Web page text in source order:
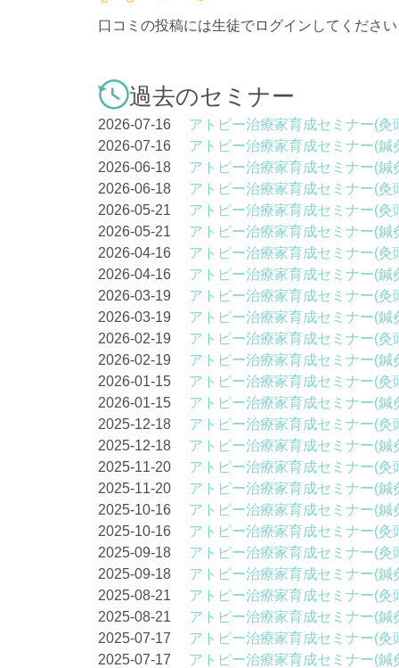
口コミの投稿には生徒でログインしてください
過去のセミナー
2026-07-16 アトピー治療家育成セミナー(灸
2026-07-16 アトピー治療家育成セミナー(鍼
2026-06-18 アトピー治療家育成セミナー(鍼
2026-06-18 アトピー治療家育成セミナー(灸
2026-05-21 アトピー治療家育成セミナー(灸
2026-05-21 アトピー治療家育成セミナー(鍼
2026-04-16 アトピー治療家育成セミナー(灸
2026-04-16 アトピー治療家育成セミナー(鍼
2026-03-19 アトピー治療家育成セミナー(灸
2026-03-19 アトピー治療家育成セミナー(鍼
2026-02-19 アトピー治療家育成セミナー(灸
2026-02-19 アトピー治療家育成セミナー(鍼
2026-01-15 アトピー治療家育成セミナー(灸
2026-01-15 アトピー治療家育成セミナー(鍼
2025-12-18 アトピー治療家育成セミナー(灸
2025-12-18 アトピー治療家育成セミナー(鍼
2025-11-20 アトピー治療家育成セミナー(灸
2025-11-20 アトピー治療家育成セミナー(鍼
2025-10-16 アトピー治療家育成セミナー(鍼
2025-10-16 アトピー治療家育成セミナー(灸
2025-09-18 アトピー治療家育成セミナー(灸
2025-09-18 アトピー治療家育成セミナー(鍼
2025-08-21 アトピー治療家育成セミナー(灸
2025-08-21 アトピー治療家育成セミナー(鍼
2025-07-17 アトピー治療家育成セミナー(灸
2025-07-17 アトピー治療家育成セミナー(鍼